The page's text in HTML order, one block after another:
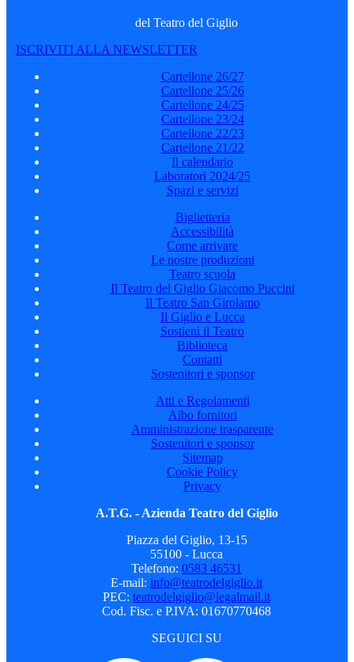
del Teatro del Giglio
ISCRIVITI ALLA NEWSLETTER
Cartellone 26/27
Cartellone 25/26
Cartellone 24/25
Cartellone 23/24
Cartellone 22/23
Cartellone 21/22
Il calendario
Laboratori 2024/25
Spazi e servizi
Biglietteria
Accessibilità
Come arrivare
Le nostre produzioni
Teatro scuola
Il Teatro del Giglio Giacomo Puccini
Il Teatro San Girolamo
Il Giglio e Lucca
Sostieni il Teatro
Biblioteca
Contatti
Sostenitori e sponsor
Atti e Regolamenti
Albo fornitori
Amministrazione trasparente
Sostenitori e sponsor
Sitemap
Cookie Policy
Privacy
A.T.G. - Azienda Teatro del Giglio
Piazza del Giglio, 13-15
55100 - Lucca
Telefono: 0583 46531
E-mail: info@teatrodelgiglio.it
PEC: teatrodelgiglio@legalmail.it
Cod. Fisc. e P.IVA: 01670770468
SEGUICI SU